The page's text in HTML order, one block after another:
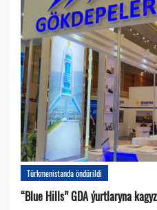
Türkmenistanda öndürildi
“Blue Hills” GDA ýurtlaryna